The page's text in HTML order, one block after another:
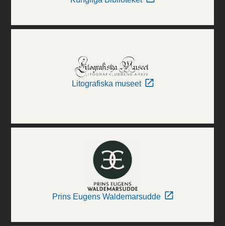
Litografiska museet
Prins Eugens Waldemarsudde